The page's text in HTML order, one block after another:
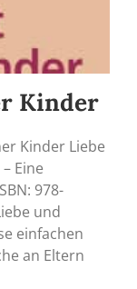
Kinder
Kinder Liebe
Eine
978-
und
einfachen
an Eltern